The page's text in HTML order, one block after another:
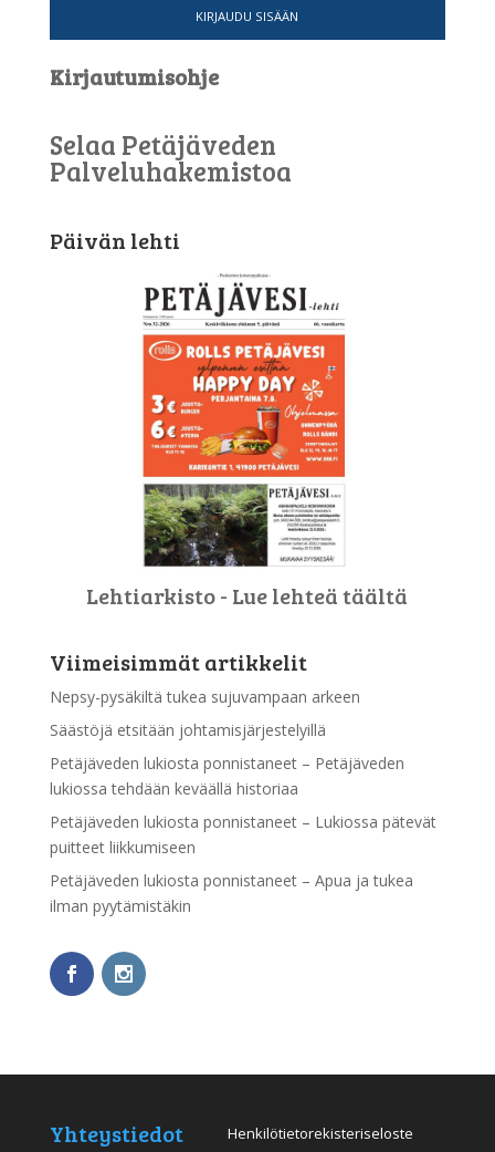
KIRJAUDU SISÄÄN
Kirjautumisohje
Selaa Petäjäveden
Palveluhakemistoa
Päivän lehti
Lehtiarkisto - Lue lehteä täältä
Viimeisimmät artikkelit
Nepsy-pysäkiltä tukea sujuvampaan arkeen
Säästöjä etsitään johtamisjärjestelyillä
Petäjäveden lukiosta ponnistaneet – Petäjäveden
lukiossa tehdään keväällä historiaa
Petäjäveden lukiosta ponnistaneet – Lukiossa pätevät
puitteet liikkumiseen
Petäjäveden lukiosta ponnistaneet – Apua ja tukea
ilman pyytämistäkin
Yhteystiedot Henkilötietorekisteriseloste